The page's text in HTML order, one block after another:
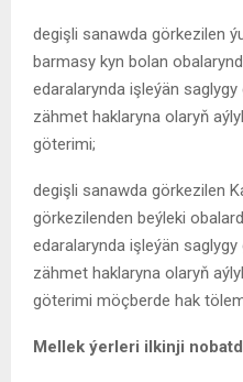
degişli sanawda görkezilen
barmasy kyn bolan
edaralarynda işleýän
zähmet haklaryna olaryň
göterimi;
degişli sanawda görkezilen
görkezilenden beýleki
edaralarynda işleýän
zähmet haklaryna olaryň
göterimi möçberde hak
Mellek ýerleri ilkinji